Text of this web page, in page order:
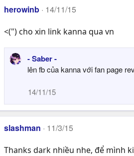
herowinb 14/11/15
<(") cho xin link kanna qua vn
- Saber -
lên fb của kanna với fan page
14/11/15
slashman 11/3/15
Thanks dark nhiều nhe, để mình